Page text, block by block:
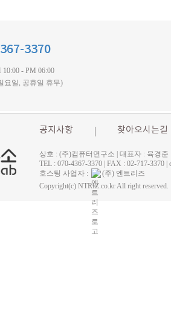
3370
10:00 - PM 06:00
요일, 공휴일 휴무)
공지사항 찾아오시는길
상호 : (주)컴퓨터연구소 | 대표자 : 육경
TEL : 070-4367-3370 | FAX : 02-717-
호스팅 사업자 :
(주) 엔트리즈
Copyright(c) NTRIZ.co.kr All right reserved.